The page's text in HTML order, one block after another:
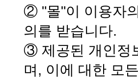
② "몰"이 이용자
의를 받습니다.
③ 제공된 개인정
며, 이에 대한 모